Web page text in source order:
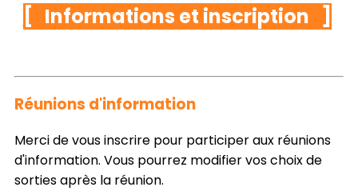
[ Informations et inscription ]
Réunions d'information
Merci de vous inscrire pour participer aux réunions
d'information. Vous pourrez modifier vos choix de
sorties après la réunion.